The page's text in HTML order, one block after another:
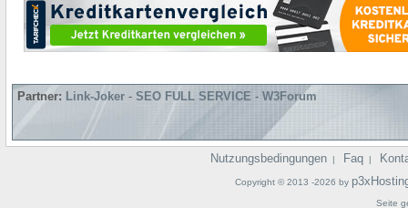
Partner: Link-Joker - SEO FULL SERVICE - W3Forum
Nutzungsbedingungen | Faq |
Copyright © 2013 -2026 by
Seite